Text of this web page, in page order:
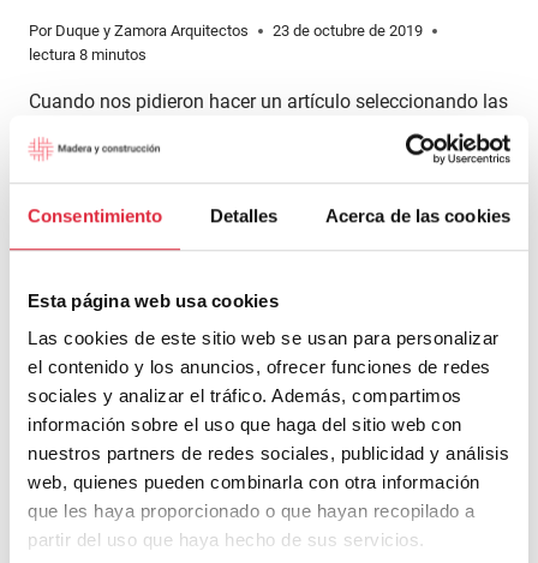
Consentimiento Detalles Acerca de las cookies
Esta página web usa cookies
Las cookies de este sitio web se usan para personalizar
el contenido y los anuncios, ofrecer funciones de redes
sociales y analizar el tráfico. Además, compartimos
información sobre el uso que haga del sitio web con
nuestros partners de redes sociales, publicidad y análisis
web, quienes pueden combinarla con otra información
que les haya proporcionado o que hayan recopilado a
partir del uso que haya hecho de sus servicios.
Por Duque y Zamora Arquitectos
23 de octubre de 2019
lectura 8 minutos
Cuando nos pidieron hacer un artículo seleccionando las
obras Passivhaus que nos parecieran más relevantes
dentro del territorio nacional, nos pareció una tarea
criterio, nuestros gustos y nuestro enfoque de la
arquitectura. Para poder ser lo más rigurosos posibles,
directamente…
LEER MÁSSELECCIÓN
EDIFICIOS
CON
CERTIFICACIÓN
PASSIVHAUS
CONSTRUIDOS
CON
MADERA